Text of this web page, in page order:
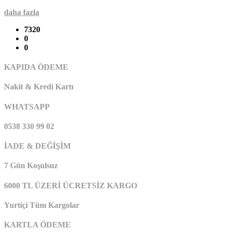
daha fazla
7320
0
0
KAPIDA ÖDEME
Nakit & Kredi Kartı
WHATSAPP
0538 330 99 02
İADE & DEĞİŞİM
7 Gün Koşulsuz
6000 TL ÜZERİ ÜCRETSİZ KARGO
Yurtiçi Tüm Kargolar
KARTLA ÖDEME